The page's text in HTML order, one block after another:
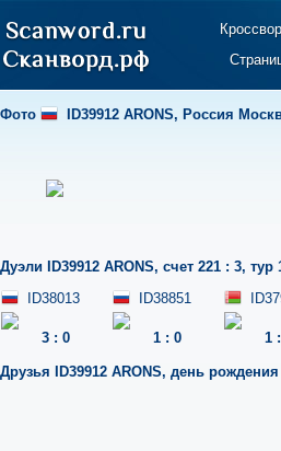
Фото ID39912 ARONS, Россия
Дуэли ID39912 ARONS, счет 221 : 3, тур
ID38013
3 : 0
ID38851
1 : 0 1 :
Друзья ID39912 ARONS, день рождения